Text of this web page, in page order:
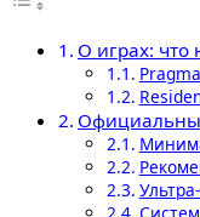
О играх: что